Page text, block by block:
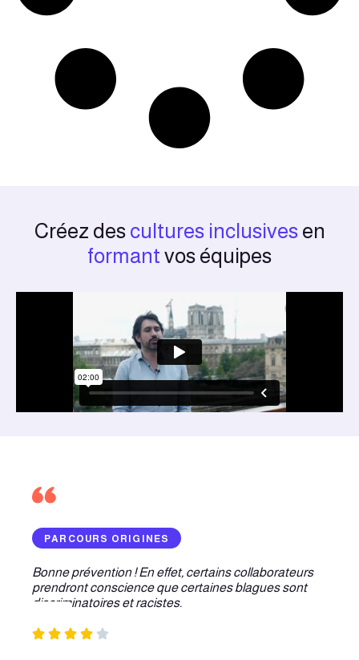
Créez des cultures inclusivesen
formant vos équipes
PARCOURS ORIGINES
Bonne prévention ! En effet, certains collaborateurs
prendront conscience que certaines blagues sont
discriminatoires et racistes.